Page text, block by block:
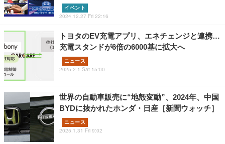
イベント
2024.12.27 Fri 22:16
トヨタのEV充電アプリ、エネチェンジと連携…
充電スタンドが6倍の6000基に拡大へ
ニュース
2025.2.1 Sat 15:00
世界の自動車販売に“地殻変動”、2024年、中国
BYDに抜かれたホンダ・日産［新聞ウォッチ］
ニュース
2025.1.31 Fri 9:02